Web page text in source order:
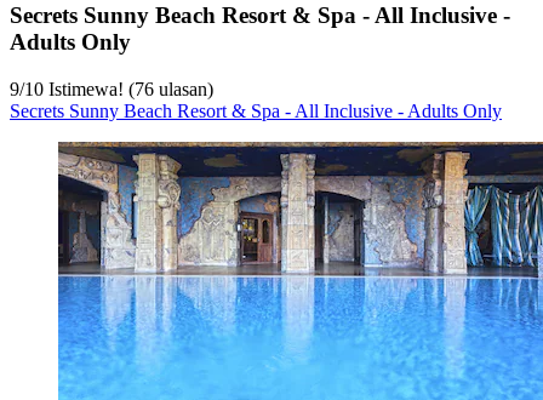
Secrets Sunny Beach Resort & Spa - All Inclusive -
Adults Only
9/10 Istimewa! (76 ulasan)
Secrets Sunny Beach Resort & Spa - All Inclusive - Adults Only